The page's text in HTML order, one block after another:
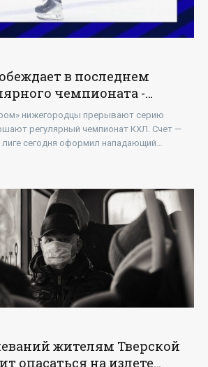
в последнем
чемпионата -
нижегородцы прерывают серию
регулярный чемпионат КХЛ. Счет —
сегодня оформил нападающий
жителям Тверской
опасаться на излете